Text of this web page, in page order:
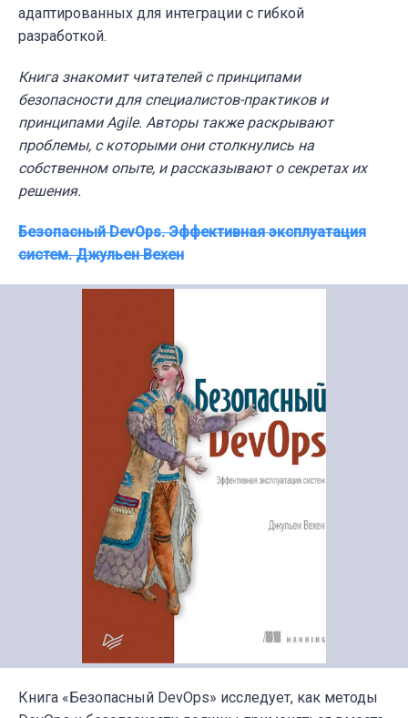
адаптированных для интеграции с гибкой
разработкой.
Книга знакомит читателей с принципами
безопасности для специалистов-практиков и
принципами Agile. Авторы также раскрывают
проблемы, с которыми они столкнулись на
собственном опыте, и рассказывают о секретах их
решения.
Безопасный DevOps. Эффективная эксплуатация
систем. Джульен Вехен
Книга «Безопасный DevOps» исследует, как методы